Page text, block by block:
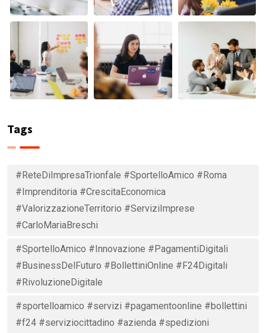
Tags
#ReteDiImpresaTrionfale #SportelloAmico #Roma
#Imprenditoria #CrescitaEconomica
#ValorizzazioneTerritorio #ServiziImprese
#CarloMariaBreschi
#SportelloAmico #Innovazione #PagamentiDigitali
#BusinessDelFuturo #BollettiniOnline #F24Digitali
#RivoluzioneDigitale
#sportelloamico #servizi #pagamentoonline #bollettini
#f24 #serviziocittadino #azienda #spedizioni